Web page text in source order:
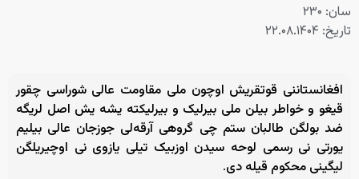
سان: ۲۳۰
تاریخ: ۲۲.۰۸.۱۴۰۴
افغانستاننی قوتقریش اوچون ملی مقاومت عالی شوراسی چقور
قیغو و خواطر بیلن ملی بیرلیک و بیرلیکته یشه یش اصل لریگه
ضد بولگن طالبان ستم چی گروهی آرقه‌لی جوزجان عالی بیلیم
یورتی نی رسمی لوحه سیدن اوزبیک تیلی یازوی نی اوچیریلگن
لیگینی محکوم قیله دی.